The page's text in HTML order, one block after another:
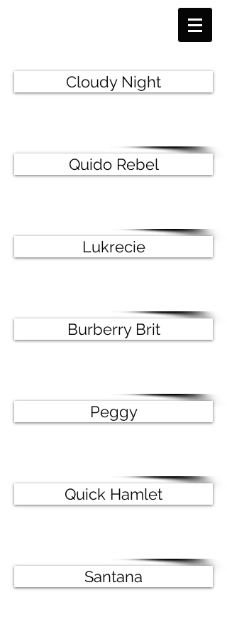
Cloudy Night
Quido Rebel
Lukrecie
Burberry Brit
Peggy
Quick Hamlet
Santana